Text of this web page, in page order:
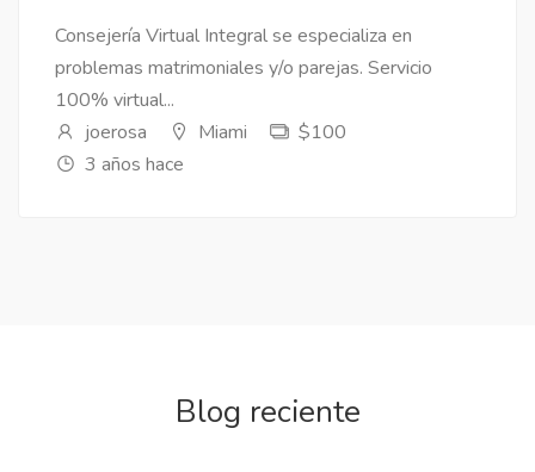
Consejería Virtual Integral se especializa en
problemas matrimoniales y/o parejas. Servicio
100% virtual...
joerosa
Miami
$100
3 años hace
Blog reciente